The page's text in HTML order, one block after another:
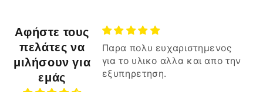
Αφήστε τους
πελάτες να
μιλήσουν για
εμάς
Παρα πολυ ευχαριστημενος
για το υλικο αλλα και απο την
εξυπηρετηση.